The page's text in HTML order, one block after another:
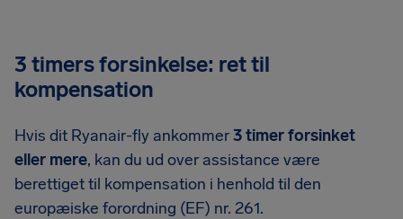
3 timers forsinkelse: ret til
kompensation
Hvis dit Ryanair-fly ankommer3 timer forsinket
eller mere, kan du ud over assistance være
berettiget til kompensation i henhold til den
europæiske forordning (EF) nr. 261.